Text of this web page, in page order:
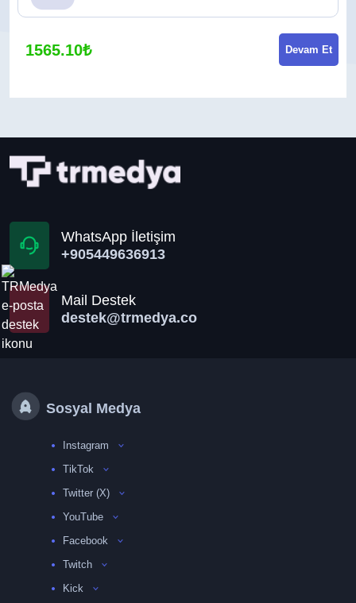
1565.10₺ Devam Et
WhatsApp İletişim
+905449636913
Mail Destek
destek@trmedya.co
Sosyal Medya
Instagram
TikTok
Twitter (X)
YouTube
Facebook
Twitch
Kick